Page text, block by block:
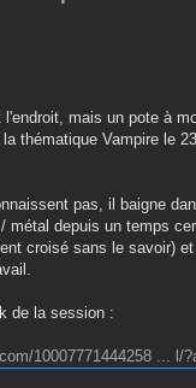
mais un pote à
thématique Vampire le
pas, il baigne
métal depuis un temps
croisé sans le savoir)
de la session :
10007771444258 ... l/